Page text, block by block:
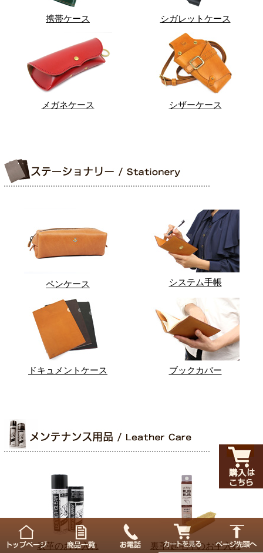
携帯ケース シガレットケース
メガネケース シザーケース
ペンケース システム手帳
ドキュメントケース ブックカバー
表革のお手入れ 裏革/起毛革のお手入れ